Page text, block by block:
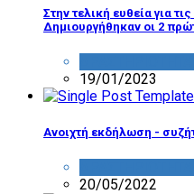
Στην τελική ευθεία για
Δημιουργήθηκαν οι 2
19/01/2023
Ανοιχτή εκδήλωση -
20/05/2022